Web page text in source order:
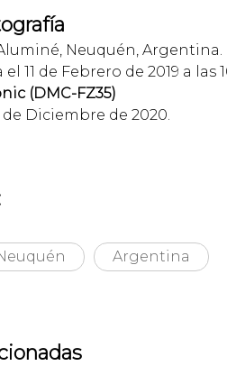
Neuquén, Argentina.
11 de Febrero de 2019 a las
(DMC-FZ35)
Diciembre de 2020.
Argentina